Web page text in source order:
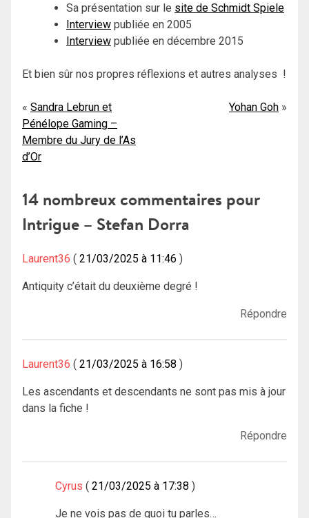
Sa présentation sur le site de Schmidt Spiele
Interview publiée en 2005
Interview publiée en décembre 2015
Et bien sûr nos propres réflexions et autres analyses !
Navigation
de
l’article
Sandra Lebrun et
Pénélope Gaming –
Membre du Jury de l’As
d’Or
Yohan Goh
14 nombreux commentaires pour
Intrigue – Stefan Dorra
Laurent36 21/03/2025 à 11:46
Antiquity c’était du deuxième degré !
Répondre
Laurent36 21/03/2025 à 16:58
Les ascendants et descendants ne sont pas mis à jour
dans la fiche !
Répondre
Cyrus 21/03/2025 à 17:38
Je ne vois pas de quoi tu parles…